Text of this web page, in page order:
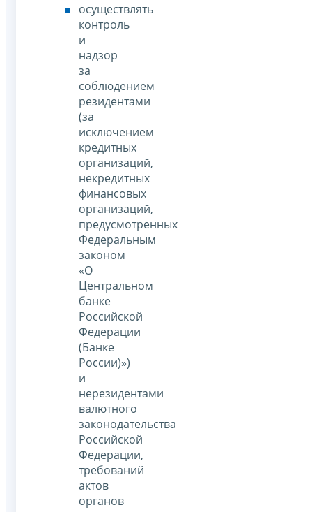
осуществлять
контроль
и
надзор
за
соблюдением
резидентами
(за
исключением
кредитных
организаций,
некредитных
финансовых
организаций,
предусмотренных
Федеральным
законом
«О
Центральном
банке
Российской
Федерации
(Банке
России)»)
и
нерезидентами
валютного
законодательства
Российской
Федерации,
требований
актов
органов